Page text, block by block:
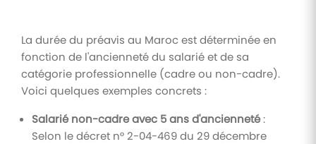
La durée du préavis au Maroc est déterminée en
fonction de l'ancienneté du salarié et de sa
catégorie professionnelle (cadre ou non-cadre).
Voici quelques exemples concrets :
Salarié non-cadre avec 5 ans d'ancienneté:
Selon le décret n° 2-04-469 du 29 décembre